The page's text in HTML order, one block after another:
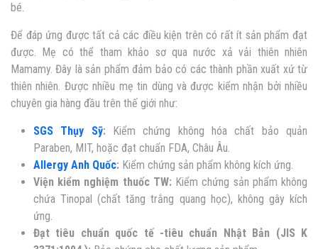
bé.
Để đáp ứng được tất cả các điều kiện trên có rất ít sản phẩm đạt
được. Mẹ có thể tham khảo sơ quanước xả vải thiên nhiên
Mamamy. Đây là sản phẩm đảm bảo có các thành phần xuất xứ từ
thiên nhiên. Được nhiều mẹ tin dùng và được kiểm nhận bởi nhiều
chuyên gia hàng đầu trên thế giới như:
SGS Thụy Sỹ: Kiểm chứng không hóa chất bảo quản
Paraben, MIT, hoặc đạt chuẩn FDA, Châu Âu.
Allergy Anh Quốc: Kiểm chứng sản phẩm không kích ứng.
Viện kiểm nghiệm thuốc TW: Kiểm chứng sản phẩm không
chứa Tinopal (chất tăng trắng quang học), không gây kích
ứng.
Đạt tiêu chuẩn quốc tế -tiêu chuẩn Nhật Bản (JIS K